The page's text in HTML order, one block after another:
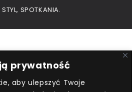
prywatność
aby ulepszyć Twoje
SPOTKANIA.